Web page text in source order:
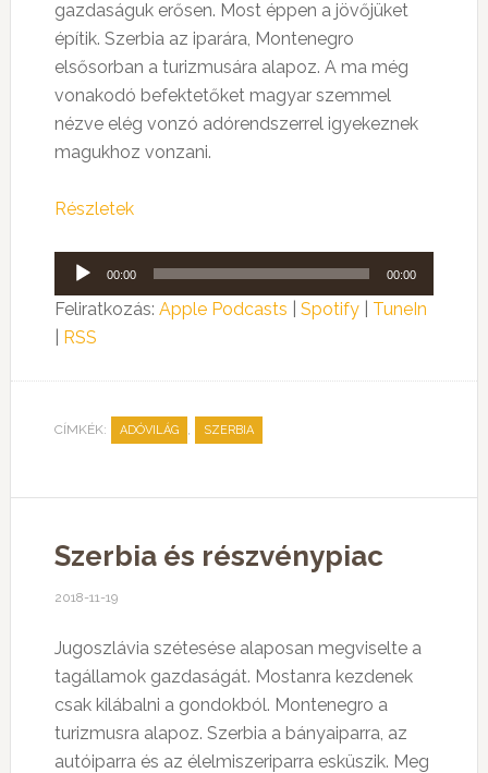
gazdaságuk erősen. Most éppen a jövőjüket
építik. Szerbia az iparára, Montenegro
elsősorban a turizmusára alapoz. A ma még
vonakodó befektetőket magyar szemmel
nézve elég vonzó adórendszerrel igyekeznek
magukhoz vonzani.
Részletek
Audió
lejátszó
00:00 00:00
Feliratkozás: Apple Podcasts Spotify| TuneIn
RSS
CÍMKÉK: ADÓVILÁG , SZERBIA
Szerbia és részvénypiac
2018-11-19
Jugoszlávia szétesése alaposan megviselte a
tagállamok gazdaságát. Mostanra kezdenek
csak kilábalni a gondokból. Montenegro a
turizmusra alapoz. Szerbia a bányaiparra, az
autóiparra és az élelmiszeriparra esküszik. Meg